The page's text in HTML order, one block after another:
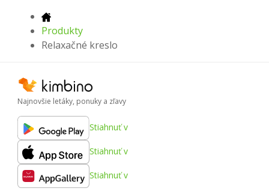
Produkty
Relaxačné kreslo
Najnovšie letáky, ponuky a zľavy
Stiahnuť v
Stiahnuť v
Stiahnuť v